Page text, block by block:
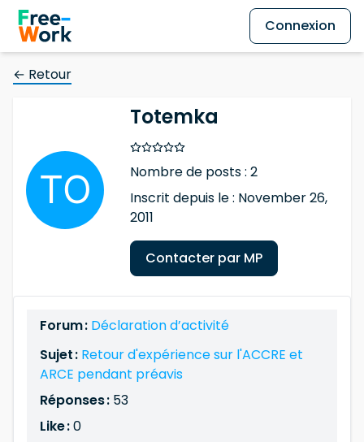
Connexion
← Retour
Totemka
Nombre de posts : 2
Inscrit depuis le : November 26,
2011
Contacter par MP
Forum : Déclaration d’activité
Sujet : Retour d'expérience sur l'ACCRE et
ARCE pendant préavis
Réponses : 53
Like :0